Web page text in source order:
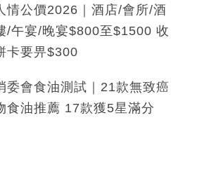
情公價2026｜酒店/會所/酒
/午宴/晚宴$800至$1500 收
卡要畀$300
委會食油測試｜21款無致癌
食油推薦 17款獲5星滿分